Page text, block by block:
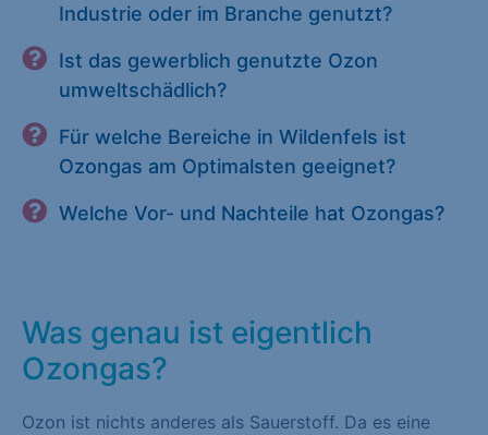
Industrie oder im Branche genutzt?
Ist das gewerblich genutzte Ozon
umweltschädlich?
Für welche Bereiche in Wildenfels ist
Ozongas am Optimalsten geeignet?
Welche Vor- und Nachteile hat Ozongas?
Was genau ist eigentlich
Ozongas?
Ozon ist nichts anderes als Sauerstoff. Da es eine